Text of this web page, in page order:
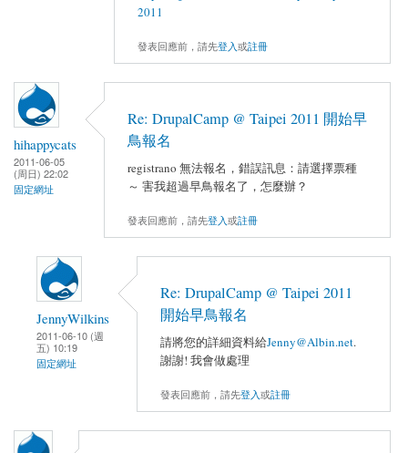
2011
發表回應前，請先登入或註冊
hihappycats
2011-06-05
(周日) 22:02
固定網址
Re: DrupalCamp @ Taipei 2011 開始早
鳥報名
registrano 無法報名，錯誤訊息：請選擇票種
～ 害我超過早鳥報名了，怎麼辦？
發表回應前，請先登入或註冊
JennyWilkins
2011-06-10 (週
五) 10:19
固定網址
Re: DrupalCamp @ Taipei 2011
開始早鳥報名
請將您的詳細資料給Jenny@Albin.net.
謝謝! 我會做處理
發表回應前，請先登入或註冊